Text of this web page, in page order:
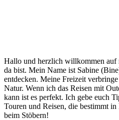
Hallo und herzlich willkommen auf
da bist. Mein Name ist Sabine
entdecken. Meine Freizeit
Natur. Wenn ich das Reisen mit
kann ist es perfekt. Ich gebe euch
Touren und Reisen, die bestimmt
beim Stöbern!